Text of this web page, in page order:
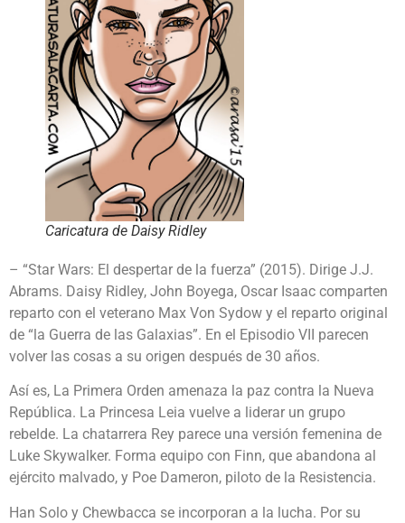
Caricatura de Daisy Ridley
– “Star Wars: El despertar de la fuerza” (2015). Dirige J.J.
Abrams. Daisy Ridley, John Boyega, Oscar Isaac comparten
reparto con el veterano Max Von Sydow y el reparto original
de “la Guerra de las Galaxias”. En el Episodio VII parecen
volver las cosas a su origen después de 30 años.
Así es, La Primera Orden amenaza la paz contra la Nueva
República. La Princesa Leia vuelve a liderar un grupo
rebelde. La chatarrera Rey parece una versión femenina de
Luke Skywalker. Forma equipo con Finn, que abandona al
ejército malvado, y Poe Dameron, piloto de la Resistencia.
Han Solo y Chewbacca se incorporan a la lucha. Por su